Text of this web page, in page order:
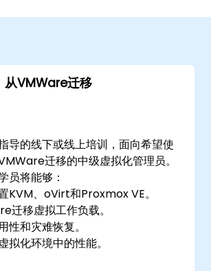
从VMWare迁移
导的线下或线上培训，面向希望使
迁移的中级虚拟化管理员。
员将能够：
KVM、oVirt和Proxmox VE。
迁移虚拟工作负载。
性和灾难恢复。
拟化环境中的性能。